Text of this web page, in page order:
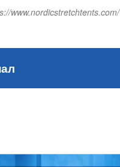
www.nordicstretchtents.com/